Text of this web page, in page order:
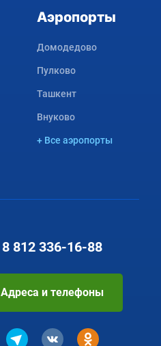
Аэропорты
Домодедово
Пулково
Ташкент
Внуково
+ Все аэропорты
8 812 336-16-88
Адреса и телефоны